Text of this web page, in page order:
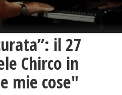
il 27
Chirco in
mie cose"